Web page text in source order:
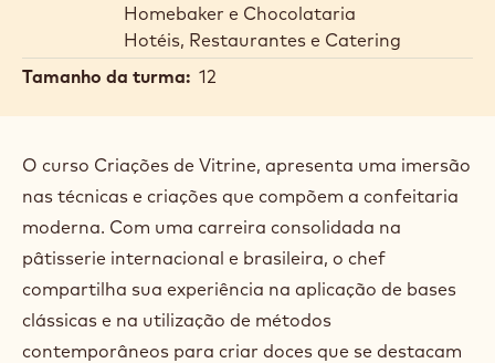
Homebaker e Chocolataria
Hotéis, Restaurantes e Catering
Tamanho da turma: 12
O curso Criações de Vitrine, apresenta uma imersão
nas técnicas e criações que compõem a confeitaria
moderna. Com uma carreira consolidada na
pâtisserie internacional e brasileira, o chef
compartilha sua experiência na aplicação de bases
clássicas e na utilização de métodos
contemporâneos para criar doces que se destacam